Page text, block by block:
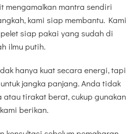
mengamalkan mantra sendiri
kami siap membantu. Kami
siap pakai yang sudah di
ilmu putih.
hanya kuat secara energi, tapi
jangka panjang. Anda tidak
atau tirakat berat, cukup gunakan
berikan.